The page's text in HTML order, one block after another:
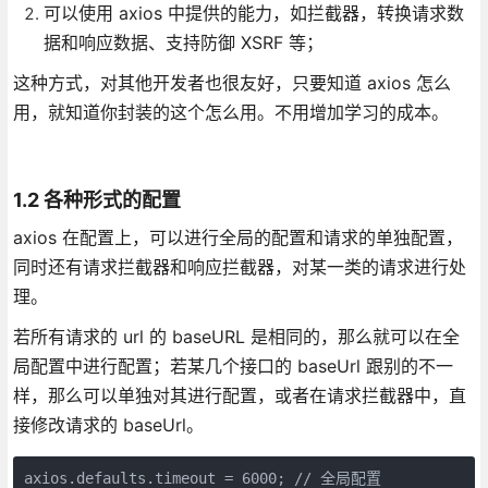
可以使用 axios 中提供的能力，如拦截器，转换请求数
据和响应数据、支持防御 XSRF 等；
这种方式，对其他开发者也很友好，只要知道 axios 怎么
用，就知道你封装的这个怎么用。不用增加学习的成本。
1.2 各种形式的配置
axios 在配置上，可以进行全局的配置和请求的单独配置，
同时还有请求拦截器和响应拦截器，对某一类的请求进行处
理。
若所有请求的 url 的 baseURL 是相同的，那么就可以在全
局配置中进行配置；若某几个接口的 baseUrl 跟别的不一
样，那么可以单独对其进行配置，或者在请求拦截器中，直
接修改请求的 baseUrl。
axios.defaults.timeout = 6000; // 全局配置